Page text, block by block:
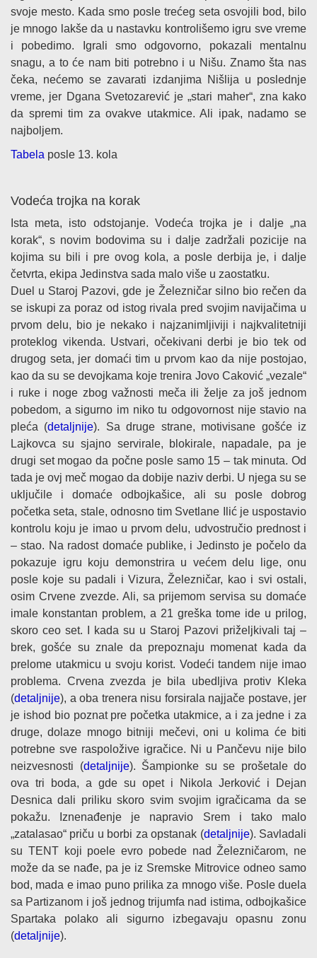
svoje mesto. Kada smo posle trećeg seta osvojili bod, bilo
je mnogo lakše da u nastavku kontrolišemo igru sve vreme
i pobedimo. Igrali smo odgovorno, pokazali mentalnu
snagu, a to će nam biti potrebno i u Nišu. Znamo šta nas
čeka, nećemo se zavarati izdanjima Nišlija u poslednje
vreme, jer Dgana Svetozarević je „stari maher“, zna kako
da spremi tim za ovakve utakmice. Ali ipak, nadamo se
najboljem.
Tabela posle 13. kola
Vodeća trojka na korak
Ista meta, isto odstojanje. Vodeća trojka je i dalje „na
korak“, s novim bodovima su i dalje zadržali pozicije na
kojima su bili i pre ovog kola, a posle derbija je, i dalje
četvrta, ekipa Jedinstva sada malo više u zaostatku.
Duel u Staroj Pazovi, gde je Železničar silno bio rečen da
se iskupi za poraz od istog rivala pred svojim navijačima u
prvom delu, bio je nekako i najzanimljiviji i najkvalitetniji
proteklog vikenda. Ustvari, očekivani derbi je bio tek od
drugog seta, jer domaći tim u prvom kao da nije postojao,
kao da su se devojkama koje trenira Jovo Caković „vezale“
i ruke i noge zbog važnosti meča ili želje za još jednom
pobedom, a sigurno im niko tu odgovornost nije stavio na
pleća (detaljnije). Sa druge strane, motivisane gošće iz
Lajkovca su sjajno servirale, blokirale, napadale, pa je
drugi set mogao da počne posle samo 15 – tak minuta. Od
tada je ovj meč mogao da dobije naziv derbi. U njega su se
uključile i domaće odbojkašice, ali su posle dobrog
početka seta, stale, odnosno tim Svetlane Ilić je uspostavio
kontrolu koju je imao u prvom delu, udvostručio prednost i
– stao. Na radost domaće publike, i Jedinsto je počelo da
pokazuje igru koju demonstrira u većem delu lige, onu
posle koje su padali i Vizura, Železničar, kao i svi ostali,
osim Crvene zvezde. Ali, sa prijemom servisa su domaće
imale konstantan problem, a 21 greška tome ide u prilog,
skoro ceo set. I kada su u Staroj Pazovi priželjkivali taj –
brek, gošće su znale da prepoznaju momenat kada da
prelome utakmicu u svoju korist. Vodeći tandem nije imao
problema. Crvena zvezda je bila ubedljiva protiv Kleka
(detaljnije), a oba trenera nisu forsirala najjače postave, jer
je ishod bio poznat pre početka utakmice, a i za jedne i za
druge, dolaze mnogo bitniji mečevi, oni u kolima će biti
potrebne sve raspoložive igračice. Ni u Pančevu nije bilo
neizvesnosti (detaljnije). Šampionke su se prošetale do
ova tri boda, a gde su opet i Nikola Jerković i Dejan
Desnica dali priliku skoro svim svojim igračicama da se
pokažu. Iznenađenje je napravio Srem i tako malo
„zatalasao“ priču u borbi za opstanak (detaljnije). Savladali
su TENT koji poele evro pobede nad Železničarom, ne
može da se nađe, pa je iz Sremske Mitrovice odneo samo
bod, mada e imao puno prilika za mnogo više. Posle duela
sa Partizanom i još jednog trijumfa nad istima, odbojkašice
Spartaka polako ali sigurno izbegavaju opasnu zonu
(detaljnije).